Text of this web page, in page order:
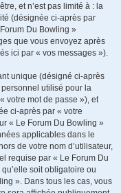
et n’est pas limité à : la
(désignée ci-après par
Du Bowling »
que vous envoyez après
ici par « vos messages »).
unique (désigné ci-après
personnel utilisé pour la
votre mot de passe »), et
ci-après par « votre
« Le Forum Du Bowling »
applicables dans le
de votre nom d’utilisateur,
requise par « Le Forum Du
soit obligatoire ou
». Dans tous les cas, vous